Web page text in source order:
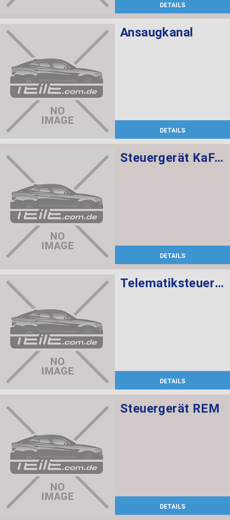
DETAILS
Ansaugkanal
DETAILS
Steuergerät KaFAS
DETAILS
Telematiksteuergerät
DETAILS
Steuergerät REM
DETAILS